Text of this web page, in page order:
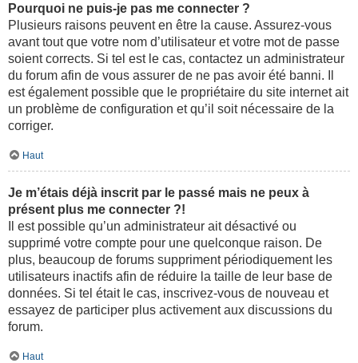
Pourquoi ne puis-je pas me connecter ?
Plusieurs raisons peuvent en être la cause. Assurez-vous
avant tout que votre nom d’utilisateur et votre mot de passe
soient corrects. Si tel est le cas, contactez un administrateur
du forum afin de vous assurer de ne pas avoir été banni. Il
est également possible que le propriétaire du site internet ait
un problème de configuration et qu’il soit nécessaire de la
corriger.
Haut
Je m’étais déjà inscrit par le passé mais ne peux à
présent plus me connecter ?!
Il est possible qu’un administrateur ait désactivé ou
supprimé votre compte pour une quelconque raison. De
plus, beaucoup de forums suppriment périodiquement les
utilisateurs inactifs afin de réduire la taille de leur base de
données. Si tel était le cas, inscrivez-vous de nouveau et
essayez de participer plus activement aux discussions du
forum.
Haut